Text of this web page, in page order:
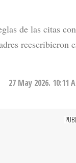
de las citas con
reescribieron en